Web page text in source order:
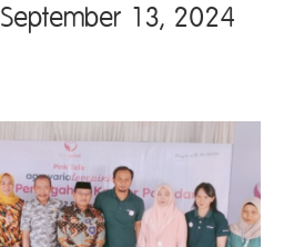
September 13, 2024